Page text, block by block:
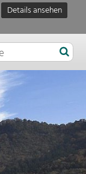
Details ansehen